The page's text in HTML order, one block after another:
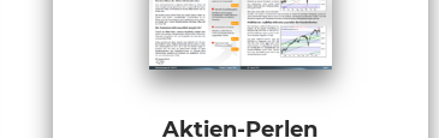
Aktien-Perlen